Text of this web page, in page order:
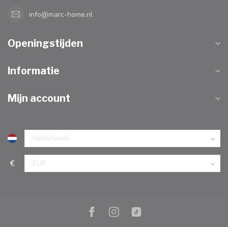
info@marc-home.nl
Openingstijden
Informatie
Mijn account
€